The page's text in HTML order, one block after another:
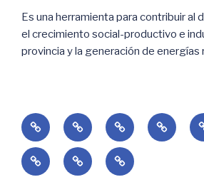
Es una herramienta para contribuir al
el crecimiento social-productivo e
provincia y la generación de energías
Home EmpresaRenovables
Gas
ContactoSubs.
Renovables
Consultas
Redes